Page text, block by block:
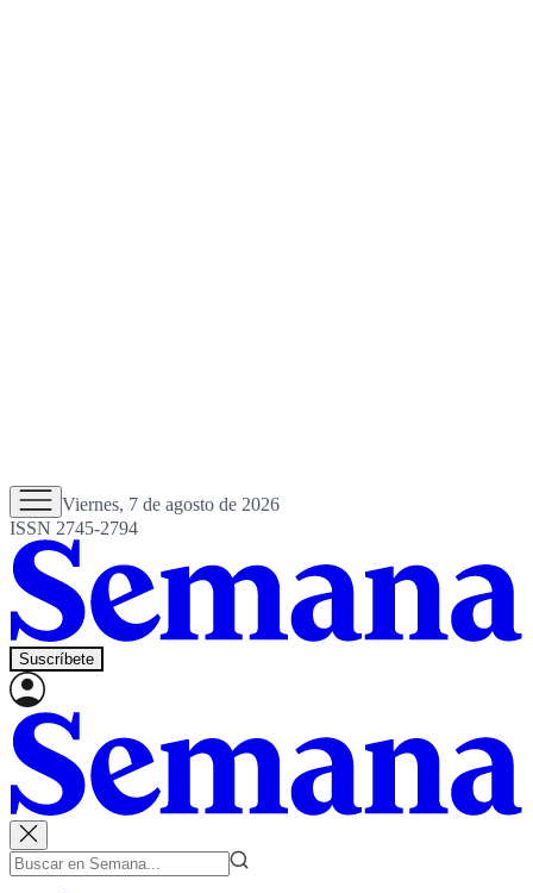
Viernes, 7 de agosto de 2026
ISSN 2745-2794
Suscríbete